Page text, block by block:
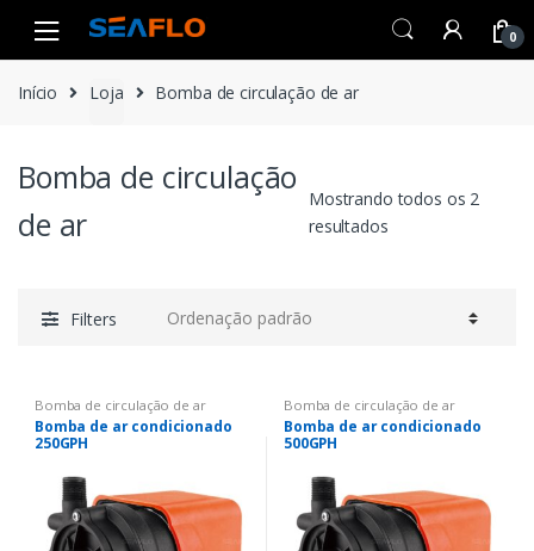
navigation
content
0
Início Loja Bomba de circulação de ar
Bomba de circulação
de ar
Mostrando todos os 2
resultados
Filters
Bomba de circulação de ar
Bomba de ar condicionado
250GPH
Bomba de circulação de ar
Bomba de ar condicionado
500GPH